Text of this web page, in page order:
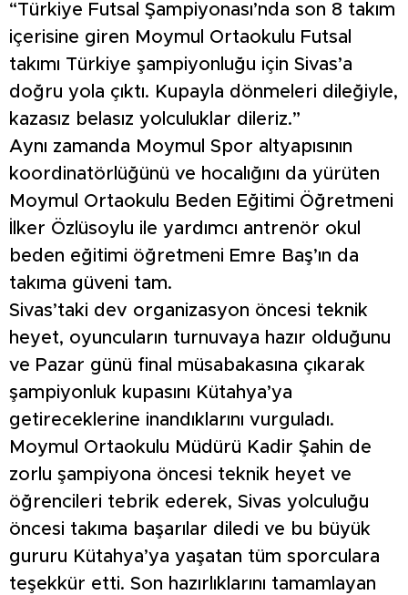
“Türkiye Futsal Şampiyonası’nda son 8 takım
içerisine giren Moymul Ortaokulu Futsal
takımı Türkiye şampiyonluğu için Sivas’a
doğru yola çıktı. Kupayla dönmeleri dileğiyle,
kazasız belasız yolculuklar dileriz.”
Aynı zamanda Moymul Spor altyapısının
koordinatörlüğünü ve hocalığını da yürüten
Moymul Ortaokulu Beden Eğitimi Öğretmeni
İlker Özlüsoylu ile yardımcı antrenör okul
beden eğitimi öğretmeni Emre Baş’ın da
takıma güveni tam.
Sivas’taki dev organizasyon öncesi teknik
heyet, oyuncuların turnuvaya hazır olduğunu
ve Pazar günü final müsabakasına çıkarak
şampiyonluk kupasını Kütahya’ya
getireceklerine inandıklarını vurguladı.
Moymul Ortaokulu Müdürü Kadir Şahin de
zorlu şampiyona öncesi teknik heyet ve
öğrencileri tebrik ederek, Sivas yolculuğu
öncesi takıma başarılar diledi ve bu büyük
gururu Kütahya’ya yaşatan tüm sporculara
teşekkür etti. Son hazırlıklarını tamamlayan